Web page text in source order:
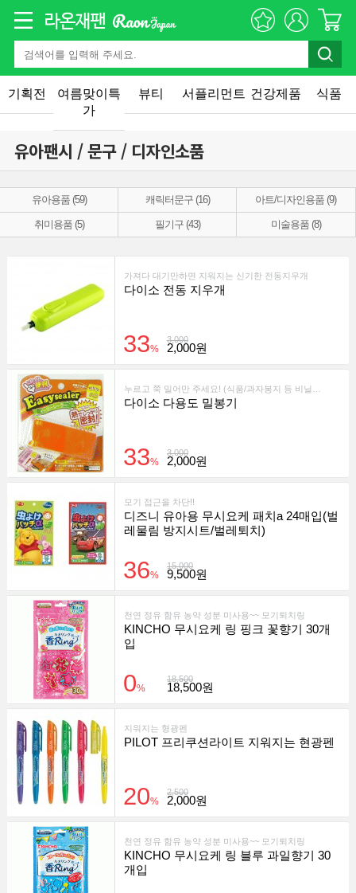
기획전
여름맞이특
가
뷰티 서플리먼트 건강제품 식품
유아팬시 / 문구 / 디자인소품
유아용품 (59) 캐릭터문구 (16) 아트/디자인용품 (9)
취미용품 (5) 필기구 (43) 미술용품 (8)
가져다 대기만하면 지워지는 신기한 전동지우개
다이소 전동 지우개
3,000
33% 2,000원
다이소 다용도 밀봉기
3,000
33% 2,000원
모기 접근을 차단!!
디즈니 유아용 무시요케 패치a 24매입(벌
레물림 방지시트/벌레퇴치)
15,000
36% 9,500원
천연 정유 함유 농약 성분 미사용~~ 모기퇴치링
KINCHO 무시요케 링 핑크 꽃향기 30개
입
18,500
0% 18,500원
지워지는 형광펜
PILOT 프리쿠션라이트 지워지는 현광펜
2,500
20% 2,000원
천연 정유 함유 농약 성분 미사용~~ 모기퇴치링
KINCHO 무시요케 링 블루 과일향기 30
개입